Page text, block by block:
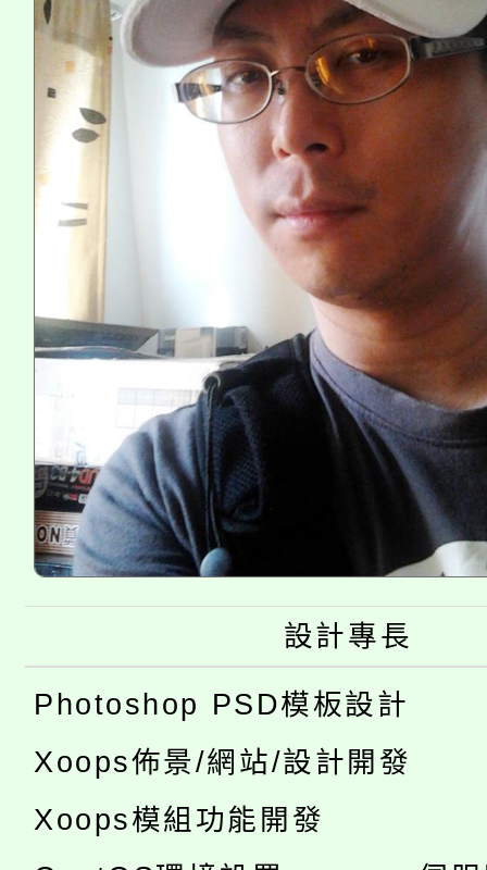
設計專長
Photoshop PSD模板設計
Xoops佈景/網站/設計開發
Xoops模組功能開發